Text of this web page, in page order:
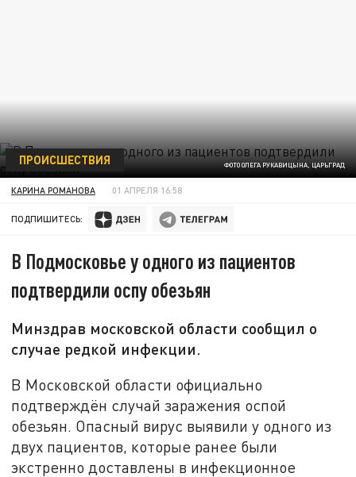
ФОТО ОЛЕГА РУКАВИЦЫНА, ЦАРЬГРАД
ПРОИСШЕСТВИЯ
КАРИНА РОМАНОВА 01 АПРЕЛЯ 16:58
ПОДПИШИТЕСЬ:
В Подмосковье у одного из пациентов
подтвердили оспу обезьян
Минздрав московской области сообщил о
случае редкой инфекции.
В Московской области официально
подтверждён случай заражения оспой
обезьян. Опасный вирус выявили у одного из
двух пациентов, которые ранее были
экстренно доставлены в инфекционное